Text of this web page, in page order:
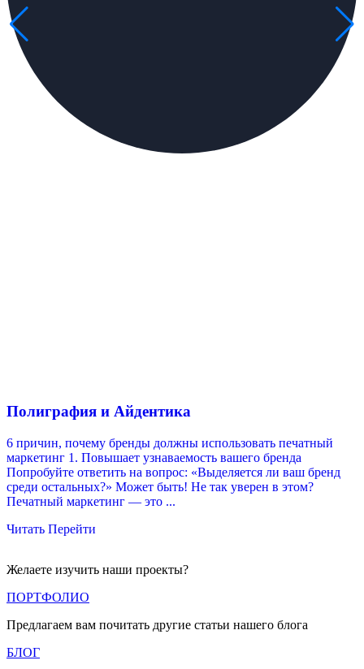
Полиграфия и Айдентика
6 причин, почему бренды должны использовать печатный
маркетинг 1. Повышает узнаваемость вашего бренда
Попробуйте ответить на вопрос: «Выделяется ли ваш бренд
среди остальных?» Может быть! Не так уверен в этом?
Печатный маркетинг — это ...
Читать Перейти
Желаете изучить наши проекты?
ПОРТФОЛИО
Предлагаем вам почитать другие статьи нашего блога
БЛОГ